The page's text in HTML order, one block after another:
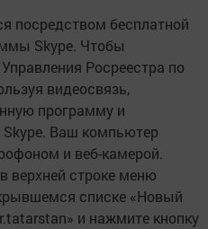
посредством бесплатной
Skype. Чтобы
Росреестра по
видеосвязь,
программу и
Skype. Ваш компьютер
и веб-камерой.
верхней строке меню
списке «Новый
и нажмите кнопку